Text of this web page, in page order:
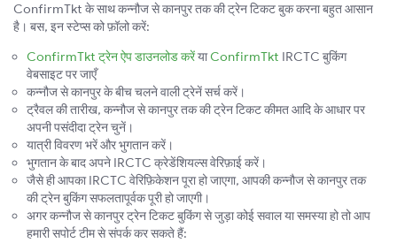
ConfirmTkt के साथ कन्नौज से कानपुर तक की ट्रेन टिकट बुक करना बहुत आसान
है। बस, इन स्टेप्स को फ़ॉलो करें:
ConfirmTkt ट्रेन ऐप डाउनलोड करेंयाConfirmTkt IRCTC बुकिंग
वेबसाइट पर जाएँ
कन्नौज से कानपुर के बीच चलने वाली ट्रेनें सर्च करें।
ट्रैवल की तारीख, कन्नौज से कानपुर तक की ट्रेन टिकट कीमत आदि के आधार पर
अपनी पसंदीदा ट्रेन चुनें।
यात्री विवरण भरें और भुगतान करें।
भुगतान के बाद अपने IRCTC क्रेडेंशियल्स वेरिफ़ाई करें।
जैसे ही आपका IRCTC वेरिफ़िकेशन पूरा हो जाएगा, आपकी कन्नौज से कानपुर तक
की ट्रेन बुकिंग सफलतापूर्वक पूरी हो जाएगी।
अगर कन्नौज से कानपुर ट्रेन टिकट बुकिंग से जुड़ा कोई सवाल या समस्या हो तो आप
हमारी सपोर्ट टीम से संपर्क कर सकते हैं: